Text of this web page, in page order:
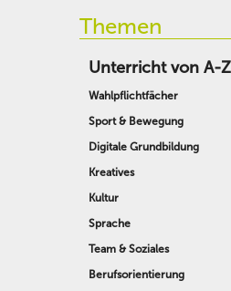
Themen
Unterricht von A-Z
Wahlpflichtfächer
Sport & Bewegung
Digitale Grundbildung
Kreatives
Kultur
Sprache
Team & Soziales
Berufsorientierung